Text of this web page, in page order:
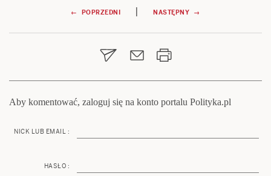
Nawigacja
wpisu
← POPRZEDNI | NASTĘPNY →
Aby komentować, zaloguj się na konto portalu Polityka.pl
NICK LUB EMAIL :
HASŁO :